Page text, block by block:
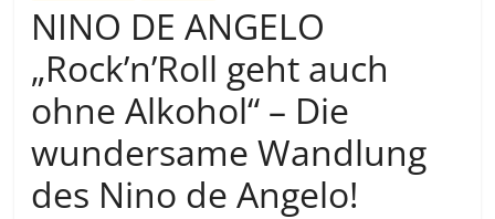
NINO DE ANGELO
„Rock’n’Roll geht auch
ohne Alkohol“ – Die
wundersame Wandlung
des Nino de Angelo!